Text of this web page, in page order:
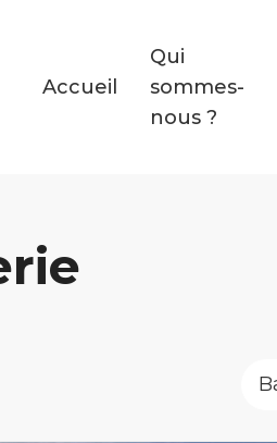
Accueil
Qui
sommes-
nous ?